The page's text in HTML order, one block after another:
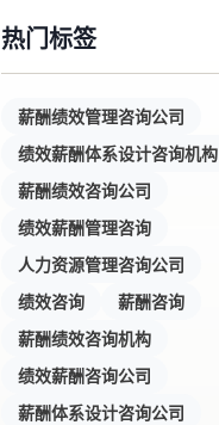
热门标签
薪酬绩效管理咨询公司
绩效薪酬体系设计咨询机构
薪酬绩效咨询公司
绩效薪酬管理咨询
人力资源管理咨询公司
绩效咨询
薪酬咨询
薪酬绩效咨询机构
绩效薪酬咨询公司
薪酬体系设计咨询公司